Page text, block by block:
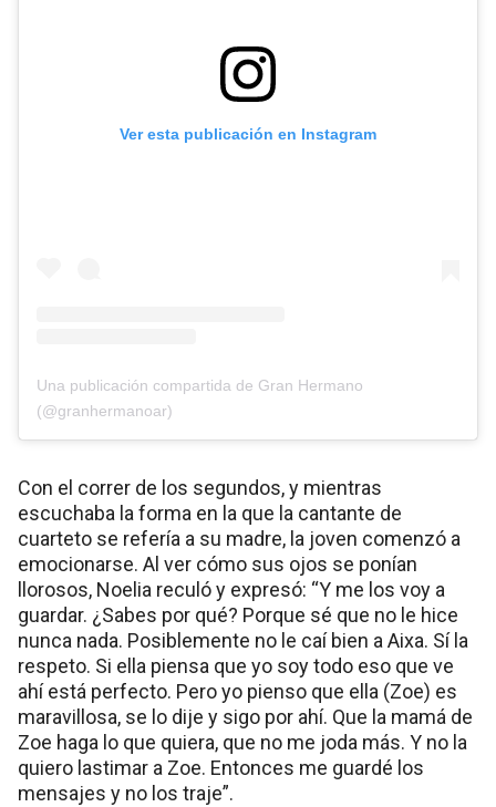
Ver esta publicación en Instagram
Una publicación compartida de Gran Hermano
(@granhermanoar)
Con el correr de los segundos, y mientras
escuchaba la forma en la que la cantante de
cuarteto se refería a su madre, la joven comenzó a
emocionarse. Al ver cómo sus ojos se ponían
llorosos, Noelia reculó y expresó: “Y me los voy a
guardar. ¿Sabes por qué? Porque sé que no le hice
nunca nada. Posiblemente no le caí bien a Aixa. Sí la
respeto. Si ella piensa que yo soy todo eso que ve
ahí está perfecto. Pero yo pienso que ella (Zoe) es
maravillosa, se lo dije y sigo por ahí. Que la mamá de
Zoe haga lo que quiera, que no me joda más. Y no la
quiero lastimar a Zoe. Entonces me guardé los
mensajes y no los traje”.